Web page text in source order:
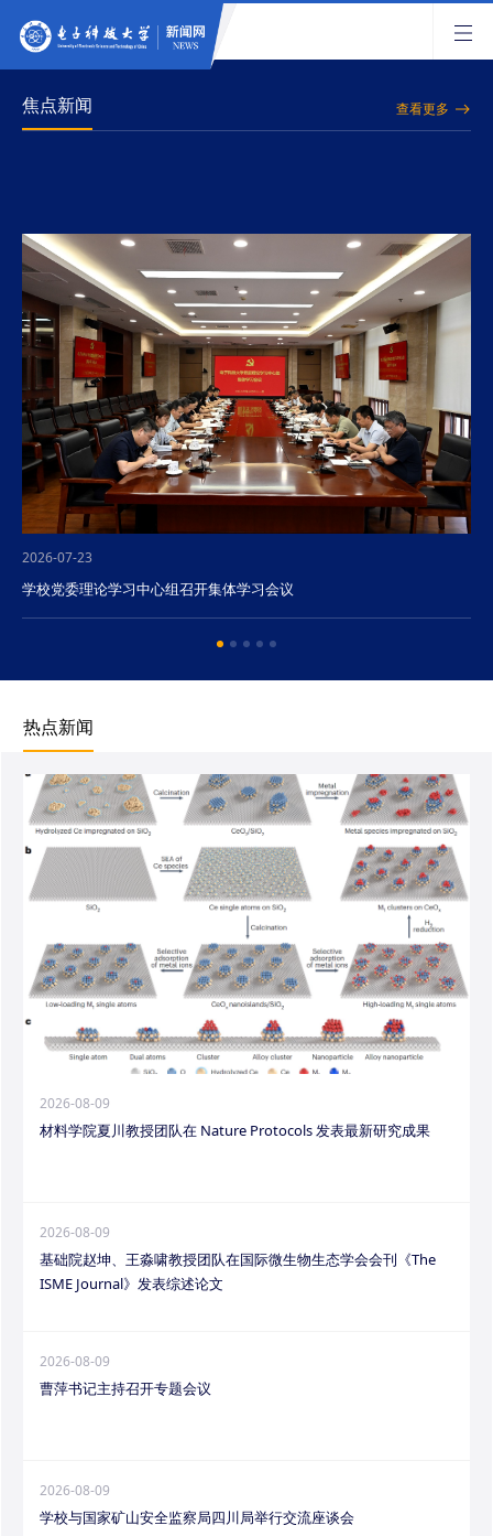
焦点新闻 查看更多
2026-07-23
学校党委理论学习中心组召开集体学习会议
热点新闻
2026-08-09
材料学院夏川教授团队在 Nature Protocols 发表最新研究成果
2026-08-09
基础院赵坤、王淼啸教授团队在国际微生物生态学会会刊《The
ISME Journal》发表综述论文
2026-08-09
曹萍书记主持召开专题会议
2026-08-09
学校与国家矿山安全监察局四川局举行交流座谈会